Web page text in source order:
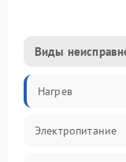
Виды
Нагрев
Электропитание